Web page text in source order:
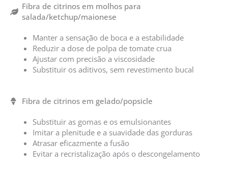
Fibra de citrinos em molhos para
salada/ketchup/maionese
Manter a sensação de boca e a estabilidade
Reduzir a dose de polpa de tomate crua
Ajustar com precisão a viscosidade
Substituir os aditivos, sem revestimento bucal
Fibra de citrinos em gelado/popsicle
Substituir as gomas e os emulsionantes
Imitar a plenitude e a suavidade das gorduras
Atrasar eficazmente a fusão
Evitar a recristalização após o descongelamento